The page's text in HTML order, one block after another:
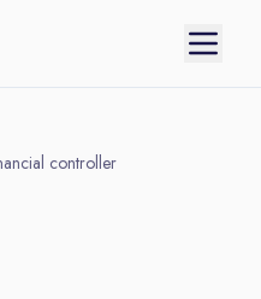
controller